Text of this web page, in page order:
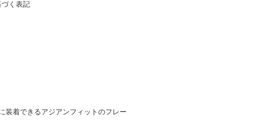
く表記
装着できるアジアンフィットのフレー